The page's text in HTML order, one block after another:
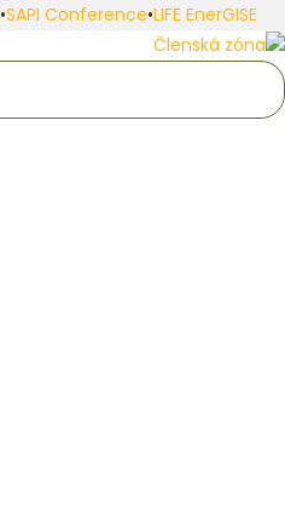
•SAPI Conference•LIFE EnerGISE
Členská zóna